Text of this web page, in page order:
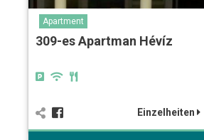
Apartment
309-es Apartman Hévíz
Einzelheiten